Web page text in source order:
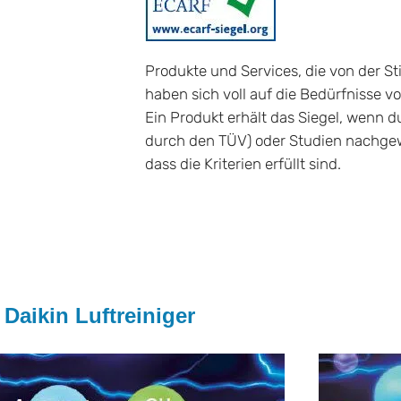
Produkte und Services, die von der
haben sich voll auf die Bedürfnisse
Ein Produkt erhält das Siegel, wenn
durch den TÜV) oder Studien
dass die Kriterien erfüllt sind.
Daikin Luftreiniger